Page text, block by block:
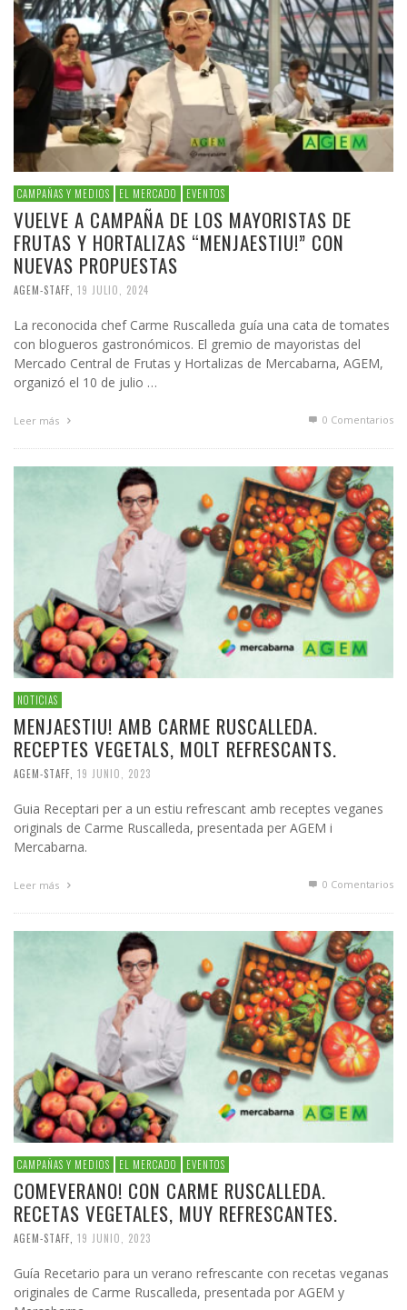
CAMPAÑAS Y MEDIOS EL MERCADO EVENTOS
VUELVE A CAMPAÑA DE LOS MAYORISTAS DE
FRUTAS Y HORTALIZAS “MENJAESTIU!” CON
NUEVAS PROPUESTAS
AGEM-STAFF 19 JULIO, 2024
La reconocida chef Carme Ruscalleda guía una cata de tomates
con blogueros gastronómicos. El gremio de mayoristas del
Mercado Central de Frutas y Hortalizas de Mercabarna, AGEM,
organizó el 10 de julio …
Leer más 0 Comentarios
NOTICIAS
MENJAESTIU! AMB CARME RUSCALLEDA.
RECEPTES VEGETALS, MOLT REFRESCANTS.
AGEM-STAFF 19 JUNIO, 2023
Guia Receptari per a un estiu refrescant amb receptes veganes
originals de Carme Ruscalleda, presentada per AGEM i
Mercabarna.
Leer más 0 Comentarios
CAMPAÑAS Y MEDIOS EL MERCADO EVENTOS
COMEVERANO! CON CARME RUSCALLEDA.
RECETAS VEGETALES, MUY REFRESCANTES.
AGEM-STAFF 19 JUNIO, 2023
Guía Recetario para un verano refrescante con recetas veganas
originales de Carme Ruscalleda, presentada por AGEM y